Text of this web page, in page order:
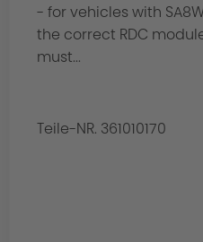
- for vehicles with
the correct RDC
must...
Teile-NR. 361010170